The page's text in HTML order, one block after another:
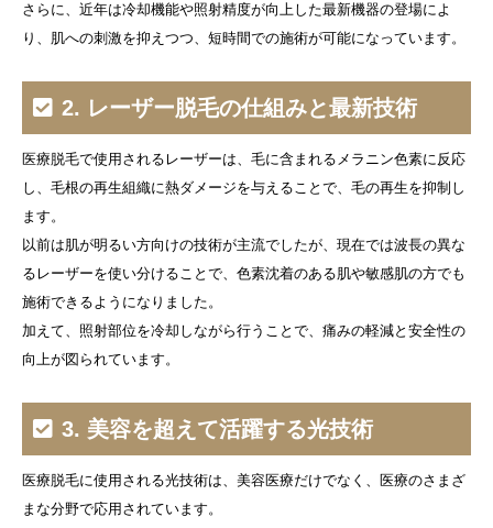
さらに、近年は冷却機能や照射精度が向上した最新機器の登場によ
り、肌への刺激を抑えつつ、短時間での施術が可能になっています。
2. レーザー脱毛の仕組みと最新技術
医療脱毛で使用されるレーザーは、毛に含まれるメラニン色素に反応
し、毛根の再生組織に熱ダメージを与えることで、毛の再生を抑制し
ます。
以前は肌が明るい方向けの技術が主流でしたが、現在では波長の異な
るレーザーを使い分けることで、色素沈着のある肌や敏感肌の方でも
施術できるようになりました。
加えて、照射部位を冷却しながら行うことで、痛みの軽減と安全性の
向上が図られています。
3. 美容を超えて活躍する光技術
医療脱毛に使用される光技術は、美容医療だけでなく、医療のさまざ
まな分野で応用されています。